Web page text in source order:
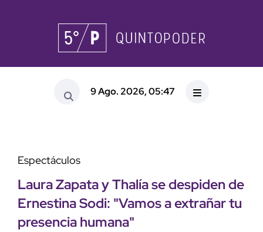
9 Ago. 2026, 05:47
Espectáculos
Laura Zapata y Thalía se despiden de
Ernestina Sodi: "Vamos a extrañar tu
presencia humana"